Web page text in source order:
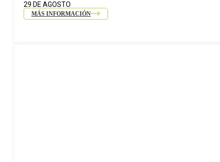
29 DE AGOSTO
MÁS INFORMACIÓN